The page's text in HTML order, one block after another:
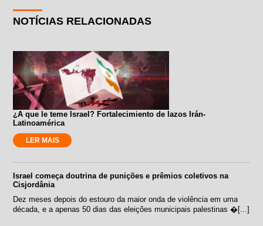
NOTÍCIAS RELACIONADAS
¿A que le teme Israel? Fortalecimiento de lazos Irán-
Latinoamérica
LER MAIS
Israel começa doutrina de punições e prêmios coletivos na
Cisjordânia
Dez meses depois do estouro da maior onda de violência em uma
década, e a apenas 50 dias das eleições municipais palestinas �[...]